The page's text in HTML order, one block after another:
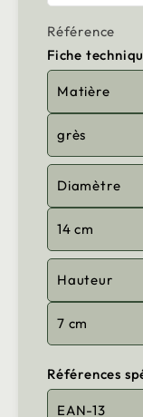
Référence
Fiche
Matière
grès
Diamètre
14 cm
Hauteur
7 cm
Références
EAN-13